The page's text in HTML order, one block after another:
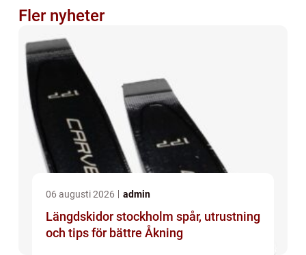
Fler nyheter
06 augusti 2026 admin
Längdskidor stockholm spår, utrustning
och tips för bättre Åkning